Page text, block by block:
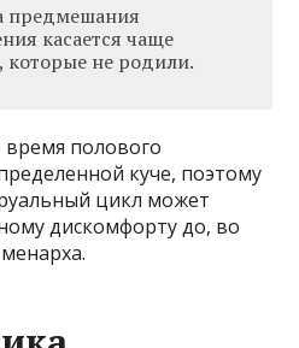
предмешания
касается чаще
не родили.
полового
куче, поэтому
цикл может
дискомфорту до, во